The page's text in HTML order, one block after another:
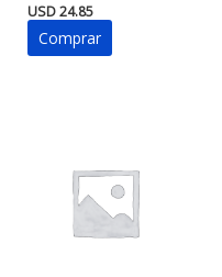
USD24.85
Comprar